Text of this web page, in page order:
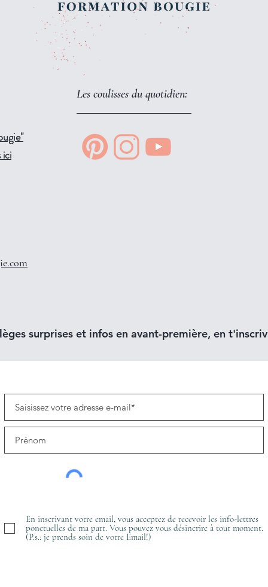
Les coulisses du quotidien:
ici
surprises et infos en avant-première, en
En inscrivant votre email, vous acceptez de recevoir les info-lettres
ponctuelles de ma part. Vous pouvez vous désincrire à tout moment.
(P.s.: je prends soin de votre Email!)